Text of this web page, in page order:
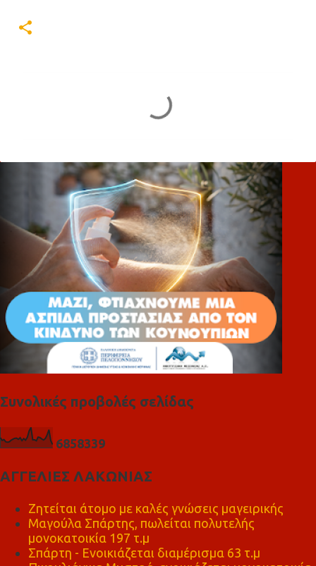
λ
Συνολικές προβολές σελίδας
6858339
ΑΓΓΕΛΙΕΣ ΛΑΚΩΝΙΑΣ
Ζητείται άτομο με καλές γνώσεις μαγειρικής
Μαγούλα Σπάρτης, πωλείται πολυτελής
μονοκατοικία 197 τ.μ
Σπάρτη - Ενοικιάζεται διαμέρισμα 63 τ.μ